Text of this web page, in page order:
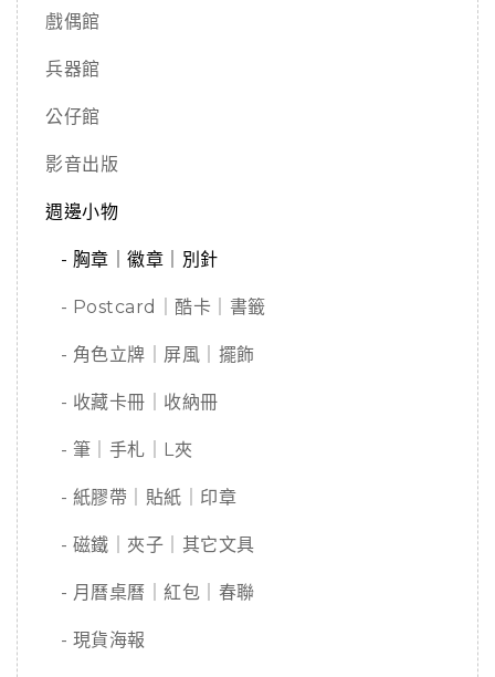
戲偶館
兵器館
公仔館
影音出版
週邊小物
- 胸章｜徽章｜別針
- Postcard｜酷卡｜書籤
- 角色立牌｜屏風｜擺飾
- 收藏卡冊｜收納冊
- 筆｜手札｜L夾
- 紙膠帶｜貼紙｜印章
- 磁鐵｜夾子｜其它文具
- 月曆桌曆｜紅包｜春聯
- 現貨海報